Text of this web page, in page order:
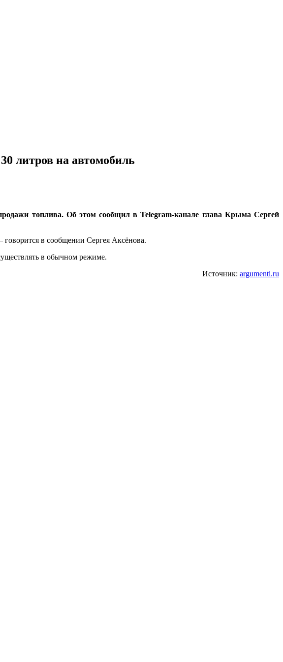
литров на автомобиль
топлива. Об этом сообщил в Telegram-канале глава Крыма Сергей
в сообщении Сергея Аксёнова.
в обычном режиме.
Источник: argumenti.ru